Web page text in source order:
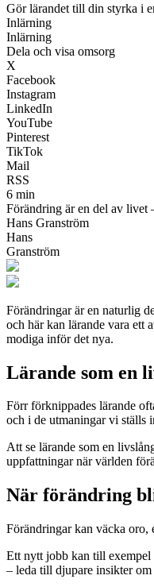
Gör lärandet till din styrka i
Inlärning
Inlärning
Dela och visa omsorg
X
Facebook
Instagram
LinkedIn
YouTube
Pinterest
TikTok
Mail
RSS
6 min
Förändring är en del av livet
Hans Granström
Hans
Granström
Förändringar är en naturlig
och här kan lärande vara ett
modiga inför det nya.
Lärande som en
Förr förknippades lärande
och i de utmaningar vi ställs
Att se lärande som en
uppfattningar när världen
När förändring
Förändringar kan väcka oro,
Ett nytt jobb kan till exempel
– leda till djupare insikter